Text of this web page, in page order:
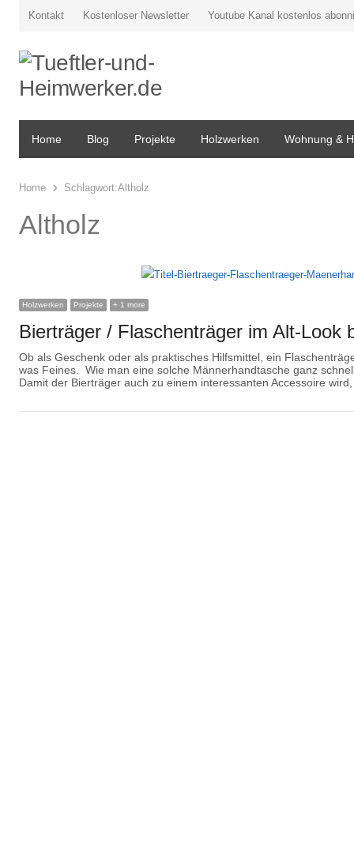
Kontakt Kostenloser Newsletter Youtube Kanal kostenlos
Home Blog Projekte Holzwerken Wohnung &
Home Schlagwort:Altholz
Altholz
Holzwerken Projekte + 1 more
Bierträger / Flaschenträger im Alt-Look
Ob als Geschenk oder als praktisches Hilfsmittel, ein
was Feines. Wie man eine solche Männerhandtasche ganz
Damit der Bierträger auch zu einem interessanten Accessoire